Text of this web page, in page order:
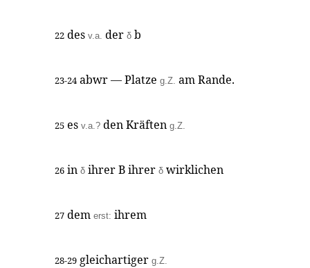
22 des v.a. der δ b
23-24 abwr — Platze g.Z. am Rande.
25 es v.a.? den Kräften g.Z.
26 in δ ihrer B ihrer δ wirklichen
27 dem erst: ihrem
28-29 gleichartiger g.Z.